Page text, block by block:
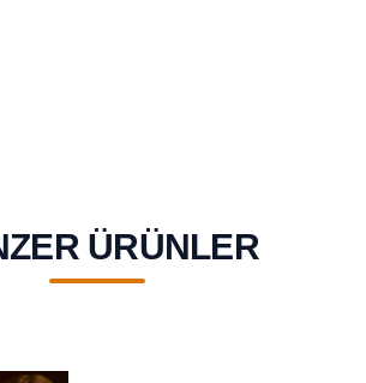
ÜRÜNLER